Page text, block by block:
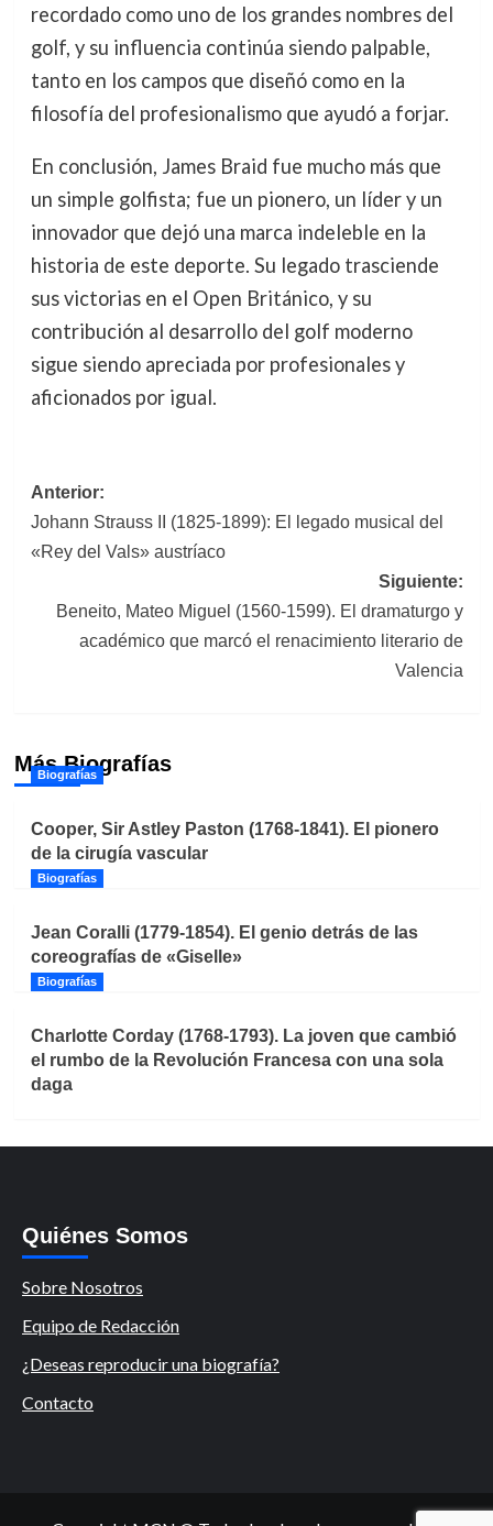
recordado como uno de los grandes nombres del
golf, y su influencia continúa siendo palpable,
tanto en los campos que diseñó como en la
filosofía del profesionalismo que ayudó a forjar.
En conclusión, James Braid fue mucho más que
un simple golfista; fue un pionero, un líder y un
innovador que dejó una marca indeleble en la
historia de este deporte. Su legado trasciende
sus victorias en el Open Británico, y su
contribución al desarrollo del golf moderno
sigue siendo apreciada por profesionales y
aficionados por igual.
Navegación
de
entradas
Anterior:
Johann Strauss II (1825-1899): El legado musical del
«Rey del Vals» austríaco
Siguiente:
Beneito, Mateo Miguel (1560-1599). El dramaturgo y
académico que marcó el renacimiento literario de
Valencia
Más Biografías
Biografías
Cooper, Sir Astley Paston (1768-1841). El pionero
de la cirugía vascular
Biografías
Jean Coralli (1779-1854). El genio detrás de las
coreografías de «Giselle»
Biografías
Charlotte Corday (1768-1793). La joven que cambió
el rumbo de la Revolución Francesa con una sola
daga
Quiénes Somos
Sobre Nosotros
Equipo de Redacción
¿Deseas reproducir una biografía?
Contacto